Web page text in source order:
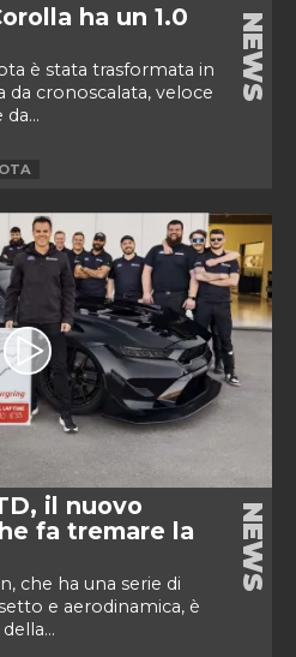
ha un 1.0
è stata trasformata in
cronoscalata, veloce
NEWS
il nuovo
fa tremare la
che ha una serie di
e aerodinamica, è
NEWS